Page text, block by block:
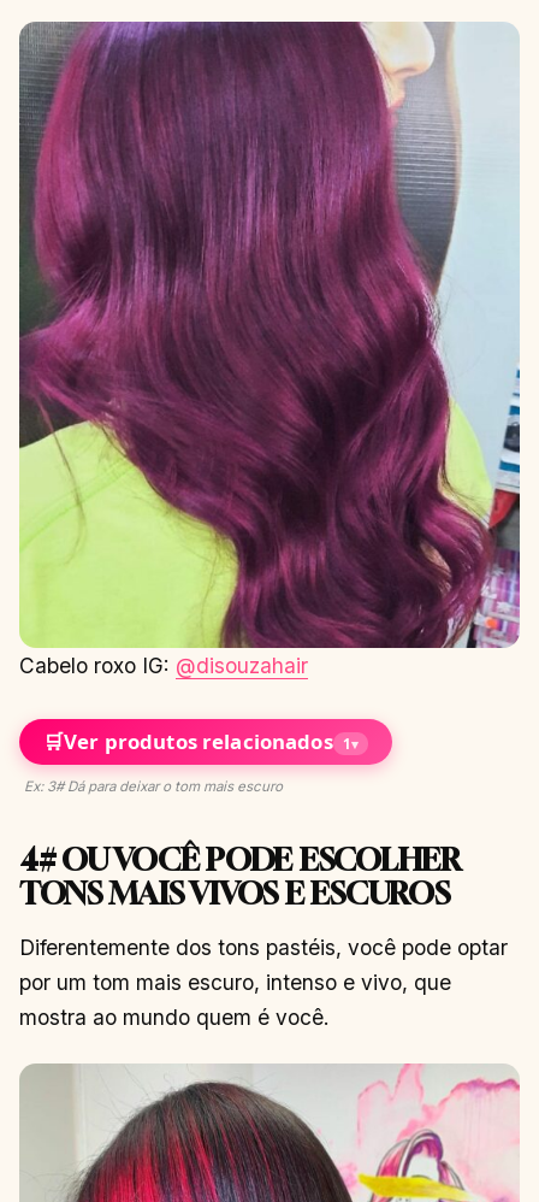
Cabelo roxo IG: @disouzahair
🛒Ver produtos relacionados 1▾
Ex: 3# Dá para deixar o tom mais escuro
4# OU VOCÊ PODE ESCOLHER
TONS MAIS VIVOS E ESCUROS
Diferentemente dos tons pastéis, você pode optar
por um tom mais escuro, intenso e vivo, que
mostra ao mundo quem é você.